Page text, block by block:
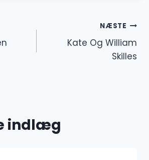
NÆSTE
Kate Og William
Skilles
indlæg